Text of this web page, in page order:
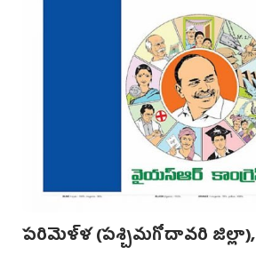
‌పరిమెళ్ళ (పశ్చిమగోదావరి జిల్లా),